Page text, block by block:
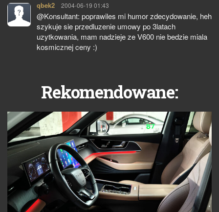
qbek2 pisze:
2004-06-19 01:43
@Konsultant: poprawiles mi humor zdecydowanie, heh
szykuje sie przedluzenie umowy po 3latach
uzytkowania, mam nadzieje ze V600 nie bedzie miala
kosmicznej ceny :)
Rekomendowane: